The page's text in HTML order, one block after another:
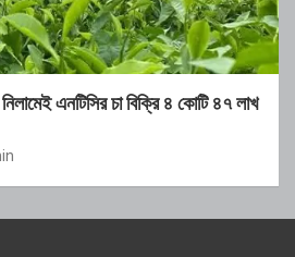
এনটিসির চা বিক্রি ৪ কোটি ৪৭ লাখ